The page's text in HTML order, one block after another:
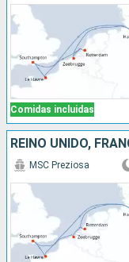
Comidas incluidas
MSC Preziosa